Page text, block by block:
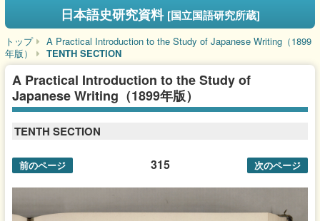
日本語史研究資料 [国立国語研究所蔵]
トップ
A Practical Introduction to the Study of Japanese Writing（1899
年版）
TENTH SECTION
A Practical Introduction to the Study of
Japanese Writing（1899年版）
TENTH SECTION
315 次のページ
前のページ